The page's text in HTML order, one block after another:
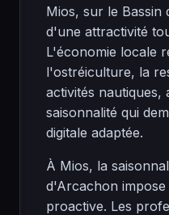
Mios, sur le Bassin
d'une attractivité
L'économie locale
l'ostréiculture, la
activités nautiques,
saisonnalité qui
digitale adaptée.
À Mios, la
d'Arcachon impose
proactive. Les